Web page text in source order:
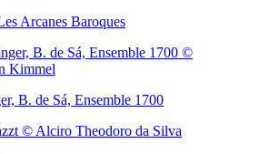
Arcanes Baroques
B. de Sá, Ensemble 1700